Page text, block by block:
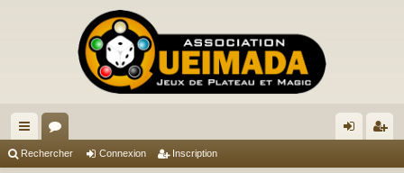
ac or
Rechercher Connexion Inscription